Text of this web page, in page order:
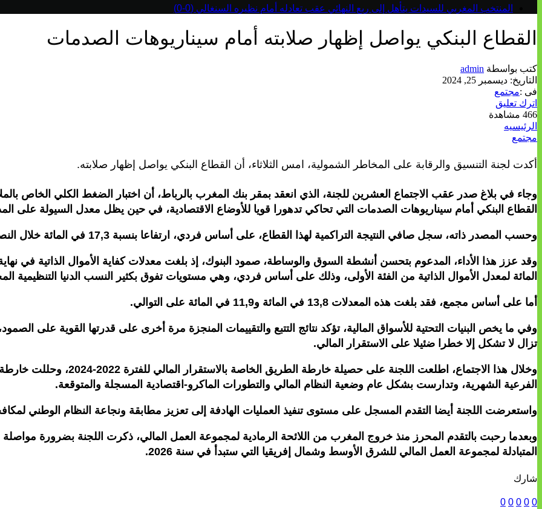
المنتخب المغربي للسيدات يتأهل إلى ربع النهائي عقب تعادله أمام نظيره السنغالي (0-0)
القطاع البنكي يواصل إظهار صلابته أمام سيناريوهات الصدمات
كتب بواسطة admin
التاريخ: ديسمبر 25, 2024
فى :مجتمع
اترك تعليق
466 مشاهدة
الرئيسيه
مجتمع
أكدت لجنة التنسيق والرقابة على المخاطر الشمولية، امس الثلاثاء، أن القطاع البنكي يواصل إظهار صلابته.
وجاء في بلاغ صدر عقب الاجتماع العشرين للجنة، الذي انعقد بمقر بنك المغرب بالرباط، أن اختبار الضغط الكلي الخاص
القطاع البنكي أمام سيناريوهات الصدمات التي تحاكي تدهورا قويا للأوضاع الاقتصادية، في حين يظل معدل السيولة على
وحسب المصدر ذاته، سجل صافي النتيجة التراكمية لهذا القطاع، على أساس فردي، ارتفاعا بنسبة 17,3 في المائة خلال النصف الأول من سنة 2024.
المائة لمعدل الأموال الذاتية من الفئة الأولى، وذلك على أساس فردي، وهي مستويات تفوق بكثير النسب الدنيا التنظيمية المحددة في 12 في المائة و9 في المائة
أما على أساس مجمع، فقد بلغت هذه المعدلات 13,8 في المائة و11,9 في المائة على التوالي.
وفي ما يخص البنيات التحتية للأسواق المالية، تؤكد نتائج التتبع والتقييمات المنجزة مرة أخرى على قدرتها القوية على
تزال لا تشكل إلا خطرا ضئيلا على الاستقرار المالي.
وخلال هذا الاجتماع، اطلعت اللجنة
الفرعية الشهرية، وتدارست بشكل عام وضعية النظام المالي والتطورات الماكرو-اقتصادية المسجلة والمتوقعة.
واستعرضت اللجنة أيضا التقدم المسجل على مستوى تنفيذ العمليات الهادفة إلى تعزيز مطابقة ونجاعة النظام الوطني
وبعدما رحبت بالتقدم المحرز منذ خروج المغرب من اللائحة الرمادية لمجموعة العمل المالي، ذكرت اللجنة بضرورة مواصلة
المتبادلة لمجموعة العمل المالي للشرق الأوسط وشمال إفريقيا التي ستبدأ في سنة 2026.
شارك
0
0
0
0
0